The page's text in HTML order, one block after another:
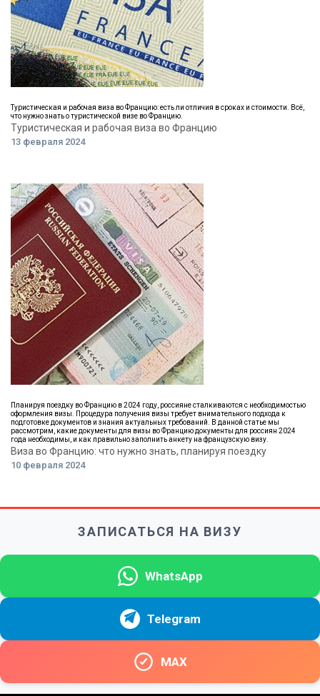
Туристическая и рабочая виза во Францию: есть ли отличия в сроках и стоимости. Всё,
что нужно знать о туристической визе во Францию.
Туристическая и рабочая виза во Францию
13 февраля 2024
Планируя поездку во Францию в 2024 году, россияне сталкиваются с необходимостью
оформления визы. Процедура получения визы требует внимательного подхода к
подготовке документов и знания актуальных требований. В данной статье мы
рассмотрим, какие документы для визы во Францию документы для россиян 2024
года необходимы, и как правильно заполнить анкету на французскую визу.
Виза во Францию: что нужно знать, планируя поездку
10 февраля 2024
ЗАПИСАТЬСЯ НА ВИЗУ
WhatsApp
Telegram
MAX